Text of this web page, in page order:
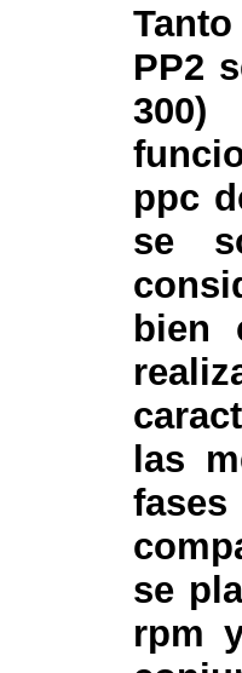
PP2
300)
ppc
se
bien
las
se
rpm